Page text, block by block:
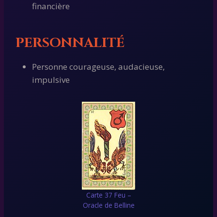
financière
PERSONNALITÉ
Personne courageuse, audacieuse,
impulsive
Carte 37 Feu –
Oracle de Belline